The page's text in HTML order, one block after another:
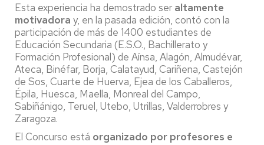
Esta experiencia ha demostrado ser altamente
motivadora y, en la pasada edición, contó con la
participación de más de 1400 estudiantes de
Educación Secundaria (E.S.O., Bachillerato y
Formación Profesional) de Aínsa, Alagón, Almudévar,
Ateca, Binéfar, Borja, Calatayud, Cariñena, Castejón
de Sos, Cuarte de Huerva, Ejea de los Caballeros,
Épila, Huesca, Maella, Monreal del Campo,
Sabiñánigo, Teruel, Utebo, Utrillas, Valderrobres y
Zaragoza.
El Concurso está organizado por profesores e